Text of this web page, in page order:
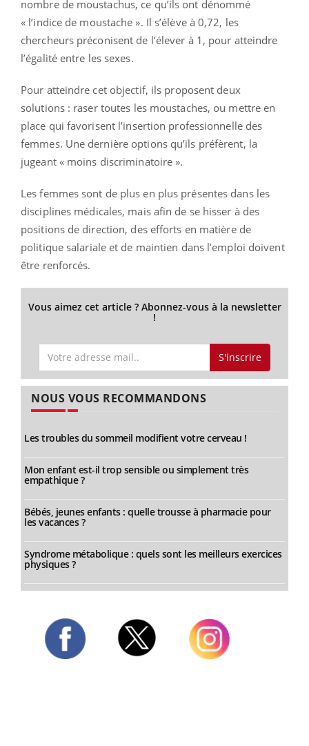
nombre de moustachus, ce qu’ils ont dénommé
« l’indice de moustache ». Il s’élève à 0,72, les
chercheurs préconisent de l’élever à 1, pour atteindre
l’égalité entre les sexes.
Pour atteindre cet objectif, ils proposent deux
solutions : raser toutes les moustaches, ou mettre en
place qui favorisent l’insertion professionnelle des
femmes. Une dernière options qu’ils préfèrent, la
jugeant « moins discriminatoire ».
Les femmes sont de plus en plus présentes dans les
disciplines médicales, mais afin de se hisser à des
positions de direction, des efforts en matière de
politique salariale et de maintien dans l’emploi doivent
être renforcés.
Vous aimez cet article ? Abonnez-vous à la newsletter
!
S'inscrire
NOUS VOUS RECOMMANDONS
Les troubles du sommeil modifient votre cerveau !
Mon enfant est-il trop sensible ou simplement très
empathique ?
Bébés, jeunes enfants : quelle trousse à pharmacie pour
les vacances ?
Syndrome métabolique : quels sont les meilleurs exercices
physiques ?